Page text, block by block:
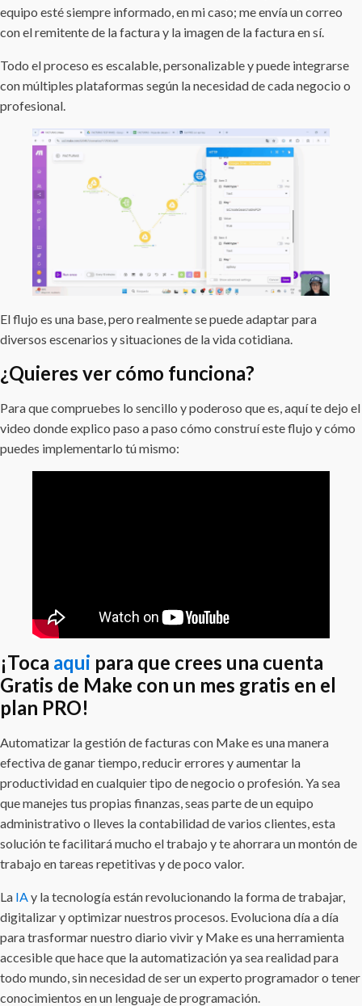
equipo esté siempre informado, en mi caso; me envía un correo
con el remitente de la factura y la imagen de la factura en sí.
Todo el proceso es escalable, personalizable y puede integrarse
con múltiples plataformas según la necesidad de cada negocio o
profesional.
El flujo es una base, pero realmente se puede adaptar para
diversos escenarios y situaciones de la vida cotidiana.
¿Quieres ver cómo funciona?
Para que compruebes lo sencillo y poderoso que es, aquí te dejo el
video donde explico paso a paso cómo construí este flujo y cómo
puedes implementarlo tú mismo:
¡Toca aqui para que crees una cuenta
Gratis de Make con un mes gratis en el
plan PRO!
Automatizar la gestión de facturas con Make es una manera
efectiva de ganar tiempo, reducir errores y aumentar la
productividad en cualquier tipo de negocio o profesión. Ya sea
que manejes tus propias finanzas, seas parte de un equipo
administrativo o lleves la contabilidad de varios clientes, esta
solución te facilitará mucho el trabajo y te ahorrara un montón de
trabajo en tareas repetitivas y de poco valor.
La IAy la tecnología están revolucionando la forma de trabajar,
digitalizar y optimizar nuestros procesos. Evoluciona día a día
para trasformar nuestro diario vivir y Make es una herramienta
accesible que hace que la automatización ya sea realidad para
todo mundo, sin necesidad de ser un experto programador o tener
conocimientos en un lenguaje de programación.